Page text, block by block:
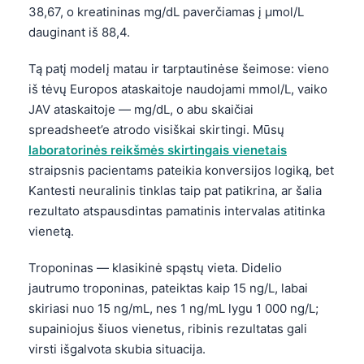
38,67, o kreatininas mg/dL paverčiamas į µmol/L
dauginant iš 88,4.
Tą patį modelį matau ir tarptautinėse šeimose: vieno
iš tėvų Europos ataskaitoje naudojami mmol/L, vaiko
JAV ataskaitoje — mg/dL, o abu skaičiai
spreadsheet’e atrodo visiškai skirtingi. Mūsų
laboratorinės reikšmės skirtingais vienetais
straipsnis pacientams pateikia konversijos logiką, bet
Kantesti neuralinis tinklas taip pat patikrina, ar šalia
rezultato atspausdintas pamatinis intervalas atitinka
vienetą.
Troponinas — klasikinė spąstų vieta. Didelio
jautrumo troponinas, pateiktas kaip 15 ng/L, labai
skiriasi nuo 15 ng/mL, nes 1 ng/mL lygu 1 000 ng/L;
supainiojus šiuos vienetus, ribinis rezultatas gali
virsti išgalvota skubia situacija.